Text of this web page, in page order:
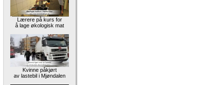
Lærere på kurs for
å lage økologisk mat
Kvinne påkjørt
av lastebil i Mjøndalen